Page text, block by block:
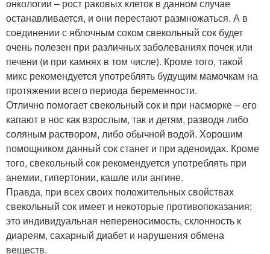
онкологии – рост раковых клеток в данном случае
останавливается, и они перестают размножаться. А в
соединении с яблочным соком свекольный сок будет
очень полезен при различных заболеваниях почек или
печени (и при камнях в том числе). Кроме того, такой
микс рекомендуется употреблять будущим мамочкам на
протяжении всего периода беременности.
Отлично помогает свекольный сок и при насморке – его
капают в нос как взрослым, так и детям, разводя либо
соляным раствором, либо обычной водой. Хорошим
помощником данный сок станет и при аденоидах. Кроме
того, свекольный сок рекомендуется употреблять при
анемии, гипертонии, кашле или ангине.
Правда, при всех своих положительных свойствах
свекольный сок имеет и некоторые противопоказания:
это индивидуальная непереносимость, склонность к
диареям, сахарный диабет и нарушения обмена
веществ.